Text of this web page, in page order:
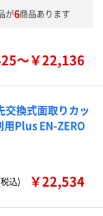
が6商品あります
～￥22,136
交換式面取りカッ
用Plus EN-ZERO
込)
￥22,534